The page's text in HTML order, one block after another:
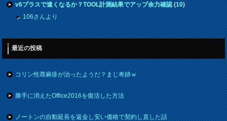
v6プラスで速くなるか？TOOL計測結果でアップ余力確認(10)
106さんより
最近の投稿
コリン性蕁麻疹が治ったようだ？まじ奇跡ｗ
勝手に消えたOffice2016を復活した方法
ノートンの自動延長を返金し安い価格で契約し直した話